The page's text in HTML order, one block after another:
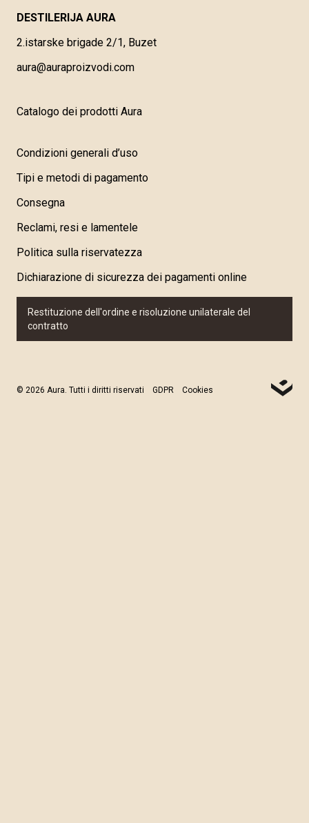
DESTILERIJA AURA
2.istarske brigade 2/1, Buzet
aura@auraproizvodi.com
Catalogo dei prodotti Aura
Condizioni generali d’uso
Tipi e metodi di pagamento
Consegna
Reclami, resi e lamentele
Politica sulla riservatezza
Dichiarazione di sicurezza dei pagamenti online
Restituzione dell'ordine e risoluzione unilaterale del
contratto
© 2026 Aura. Tutti i diritti riservati GDPR Cookies